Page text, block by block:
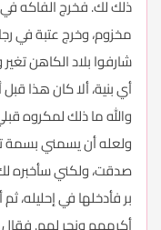
ذلك لك. فخرج الفاكه
مخزوم، وخرج عتبة في
شارفوا بلاد الكاهن
أي بنية، ألا كان هذا
والله ما ذلك لمكروه
ولعله أن يسمني بسمة
صدقت، ولكني سأخبره
بر فأدخلها في إحليله،